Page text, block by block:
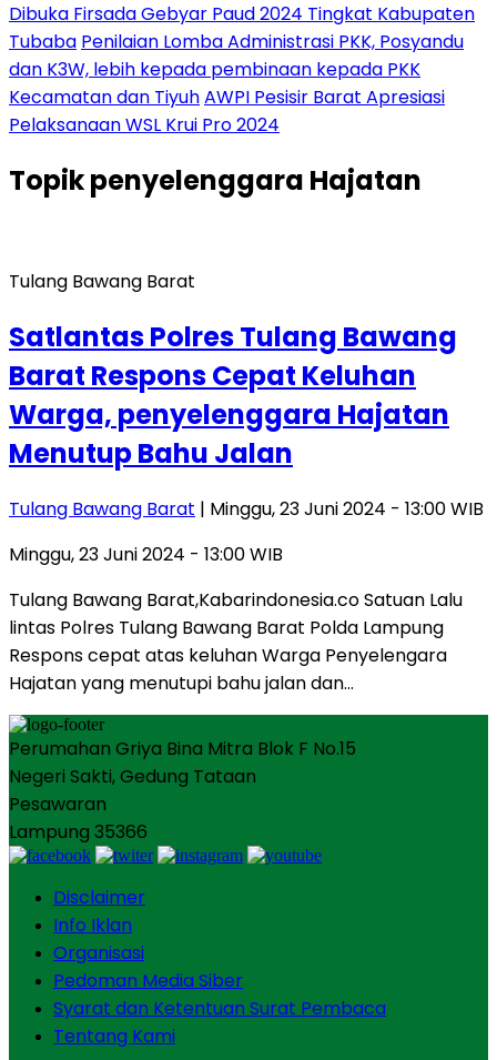
Dibuka Firsada Gebyar Paud 2024 Tingkat Kabupaten
Tubaba Penilaian Lomba Administrasi PKK, Posyandu
dan K3W, lebih kepada pembinaan kepada PKK
Kecamatan dan TiyuhAWPI Pesisir Barat Apresiasi
Pelaksanaan WSL Krui Pro 2024
Topikpenyelenggara Hajatan
Tulang Bawang Barat
Satlantas Polres Tulang Bawang
Barat Respons Cepat Keluhan
Warga, penyelenggara Hajatan
Menutup Bahu Jalan
Tulang Bawang Barat | Minggu, 23 Juni 2024 - 13:00 WIB
Minggu, 23 Juni 2024 - 13:00 WIB
Tulang Bawang Barat,Kabarindonesia.co Satuan Lalu
lintas Polres Tulang Bawang Barat Polda Lampung
Respons cepat atas keluhan Warga Penyelengara
Hajatan yang menutupi bahu jalan dan…
Perumahan Griya Bina Mitra Blok F No.15
Negeri Sakti, Gedung Tataan
Pesawaran
Lampung 35366
Disclaimer
Info Iklan
Organisasi
Pedoman Media Siber
Syarat dan Ketentuan Surat Pembaca
Tentang Kami